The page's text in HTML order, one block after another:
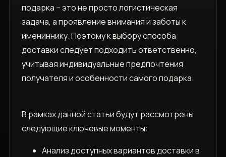
подарка – это не просто логистическая
задача, а проявление внимания и заботы к
имениннику. Поэтому к выбору способа
доставки следует подходить ответственно,
учитывая индивидуальные предпочтения
получателя и особенности самого подарка.
В рамках данной статьи будут рассмотрены
следующие ключевые моменты:
Анализ доступных вариантов доставки в